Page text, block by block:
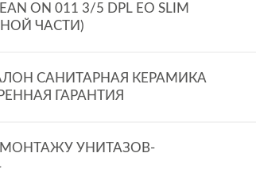
ON 011 3/5 DPL EO SLIM
ЧАСТИ)
САНИТАРНАЯ КЕРАМИКА
ГАРАНТИЯ
УНИТАЗОВ-